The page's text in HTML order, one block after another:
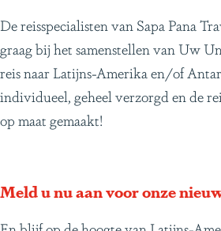
De reisspecialisten van Sapa Pana
graag bij het samenstellen van Uw
reis naar Latijns-Amerika en/of
individueel, geheel verzorgd en de
op maat gemaakt!
Meld u nu aan voor onze